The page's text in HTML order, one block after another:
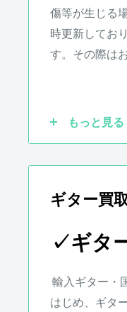
商品状態は担
画像と合わせ
傷等が生じる
時更新してお
す。その際は
す。予めご了
●保証書が付
常なご使用状
楽器本体に対
以外の商品に
※その他楽器
もっと見る
ギター買
✓ギタ
輸入ギター・
はじめ、ギタ